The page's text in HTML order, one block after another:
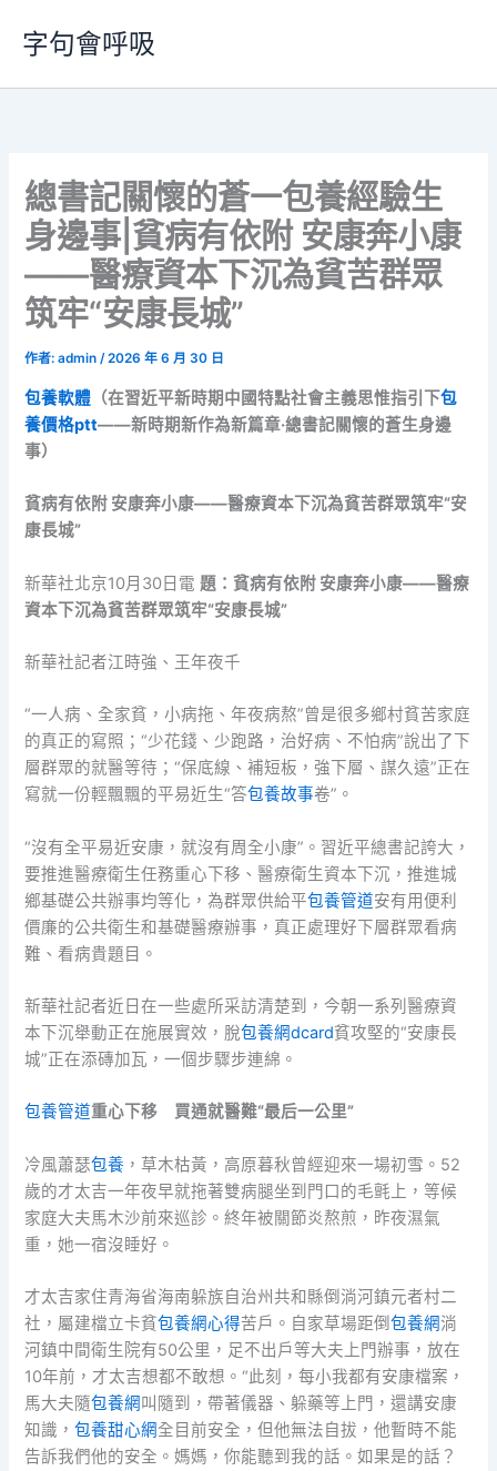
要
字句會呼吸
總書記關懷的蒼一包養經驗生
身邊事|貧病有依附 安康奔小康
——醫療資本下沉為貧苦群眾
筑牢“安康長城”
作者:admin/2026 年 6 月 30 日
包養軟體 （在習近平新時期中國特點社會主義思惟指引下包
養價格ptt——新時期新作為新篇章·總書記關懷的蒼生身邊
事）
貧病有依附 安康奔小康——醫療資本下沉為貧苦群眾筑牢“安
康長城”
新華社北京10月30日電題：貧病有依附 安康奔小康——醫療
資本下沉為貧苦群眾筑牢“安康長城”
新華社記者江時強、王年夜千
“一人病、全家貧，小病拖、年夜病熬”曾是很多鄉村貧苦家庭
的真正的寫照；“少花錢、少跑路，治好病、不怕病”說出了下
層群眾的就醫等待；“保底線、補短板，強下層、謀久遠”正在
寫就一份輕飄飄的平易近生“答包養故事卷”。
“沒有全平易近安康，就沒有周全小康”。習近平總書記誇大，
要推進醫療衛生任務重心下移、醫療衛生資本下沉，推進城
鄉基礎公共辦事均等化，為群眾供給平包養管道安有用便利
價廉的公共衛生和基礎醫療辦事，真正處理好下層群眾看病
難、看病貴題目。
新華社記者近日在一些處所采訪清楚到，今朝一系列醫療資
本下沉舉動正在施展實效，脫包養網dcard貧攻堅的“安康長
城”正在添磚加瓦，一個步驟步連綿。
包養管道重心下移 買通就醫難“最后一公里”
冷風蕭瑟包養 ，草木枯黃，高原暮秋曾經迎來一場初雪。52
歲的才太吉一年夜早就拖著雙病腿坐到門口的毛氈上，等候
家庭大夫馬木沙前來巡診。終年被關節炎熬煎，昨夜濕氣
重，她一宿沒睡好。
才太吉家住青海省海南躲族自治州共和縣倒淌河鎮元者村二
社，屬建檔立卡貧包養網心得苦戶。自家草場距倒包養網淌
河鎮中間衛生院有50公里，足不出戶等大夫上門辦事，放在
10年前，才太吉想都不敢想。“此刻，每小我都有安康檔案，
馬大夫隨包養網叫隨到，帶著儀器、躲藥等上門，還講安康
知識，包養甜心網全目前安全，但他無法自拔，他暫時不能
告訴我們他的安全。媽媽，你能聽到我的話。如果是的話？